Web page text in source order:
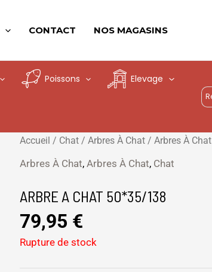
CONTACT NOS MAGASINS
Poissons Elevage
Accueil / Chat / Arbres À Chat / Arbres À Chat
Arbres À Chat, Arbres À Chat, Chat
ARBRE A CHAT 50*35/138
79,95 €
Rupture de stock